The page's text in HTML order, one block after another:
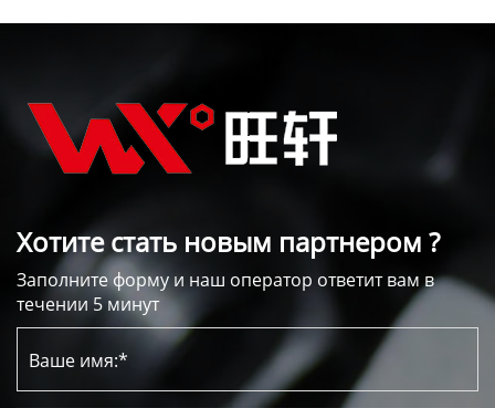
Хотите стать новым партнером ?
Заполните форму и наш оператор ответит вам в
течении 5 минут